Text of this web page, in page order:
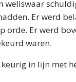
weliswaar
Er werd
orde. Er werd
waren.
in lijn met